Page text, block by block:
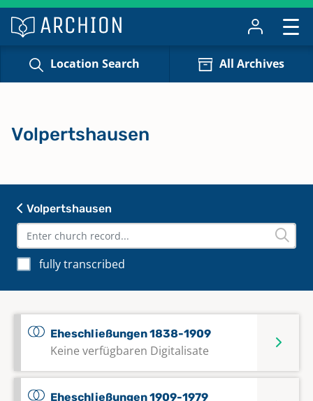
Location Search All Archives
Volpertshausen
fully transcribed
Eheschließungen 1838-1909
Keine verfügbaren Digitalisate
Eheschließungen 1909-1979
Volpertshausen